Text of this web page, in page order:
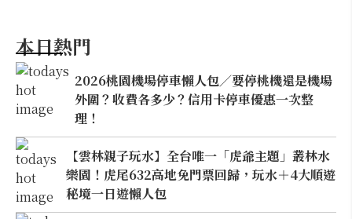
本日熱門
2026桃園機場停車懶人包／要停桃機還是機場
外圍？收費各多少？信用卡停車優惠一次整
理！
【雲林親子玩水】全台唯一「虎爺主題」叢林水
樂園！虎尾632高地免門票回歸，玩水＋4大順遊
秘境一日遊懶人包